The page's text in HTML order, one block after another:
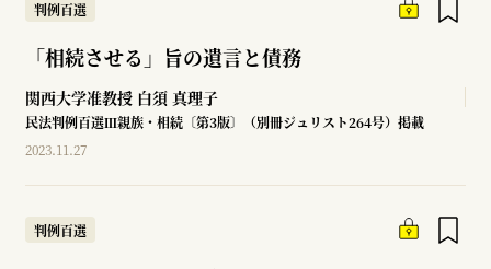
判例百選
「相続させる」旨の遺言と債務
関西大学准教授 白須 真理子
民法判例百選Ⅲ親族・相続〔第3版〕（別冊ジュリスト264号）掲載
2023.11.27
判例百選